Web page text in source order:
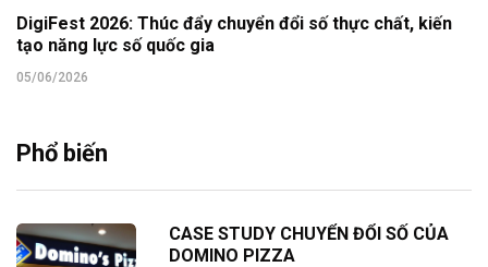
DigiFest 2026: Thúc đẩy chuyển đổi số thực chất, kiến
tạo năng lực số quốc gia
05/06/2026
Phổ biến
CASE STUDY CHUYỂN ĐỔI SỐ CỦA
DOMINO PIZZA